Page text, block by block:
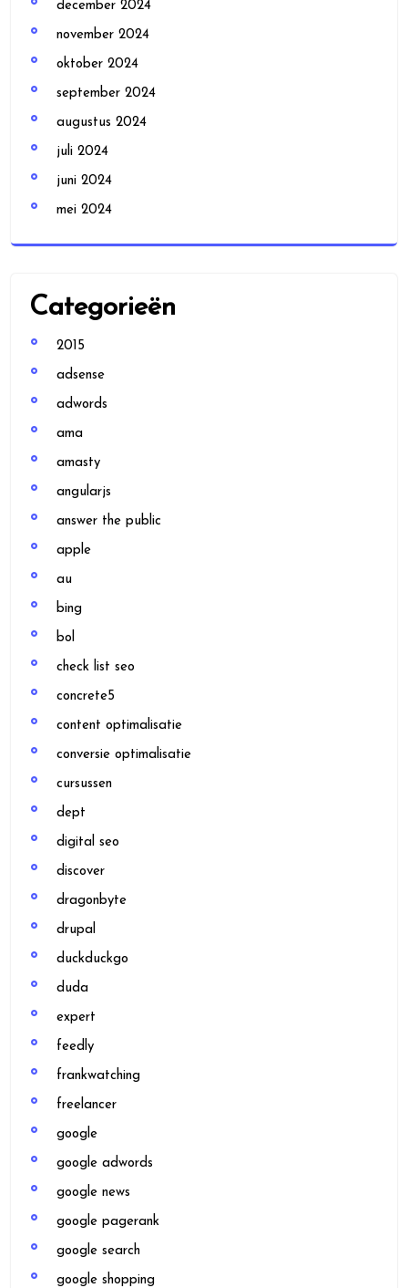
december 2024
november 2024
oktober 2024
september 2024
augustus 2024
juli 2024
juni 2024
mei 2024
Categorieën
2015
adsense
adwords
ama
amasty
angularjs
answer the public
apple
au
bing
bol
check list seo
concrete5
content optimalisatie
conversie optimalisatie
cursussen
dept
digital seo
discover
dragonbyte
drupal
duckduckgo
duda
expert
feedly
frankwatching
freelancer
google
google adwords
google news
google pagerank
google search
google shopping